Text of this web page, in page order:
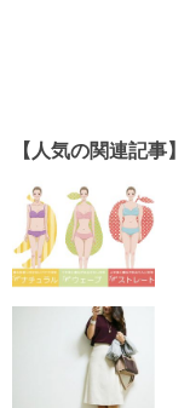
【人気の関連記事】